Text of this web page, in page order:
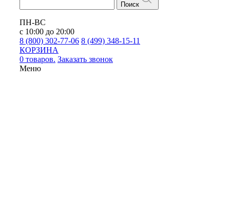
Поиск
ПН-ВС
с 10:00 до 20:00
8 (800) 302-77-06 8 (499) 348-15-11
КОРЗИНА
0 товаров. Заказать звонок
Меню